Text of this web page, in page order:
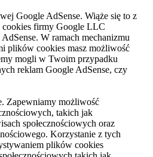
Google AdSense. Wiąże się to z
firmy Google LLC
W ramach mechanizmu
plików cookies masz możliwość
mogli w Twoim przypadku
reklam Google AdSense, czy
Zapewniamy możliwość
takich jak
społecznościowych oraz
Korzystanie z tych
plików cookies